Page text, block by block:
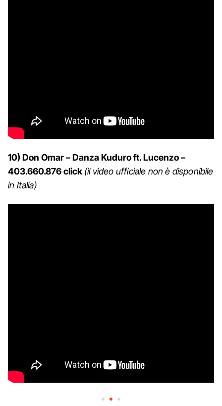
10) Don Omar – Danza Kuduro ft. Lucenzo –
403.660.876 click (il video ufficiale non è disponibile
in Italia)